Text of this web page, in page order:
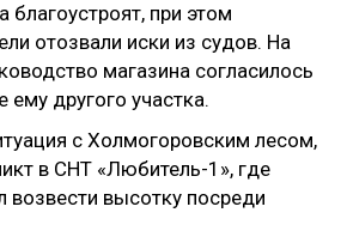
благоустроят, при этом
отозвали иски из судов. На
магазина согласилось
ему другого участка.
с Холмогоровским лесом,
в СНТ «Любитель-1», где
возвести высотку посреди